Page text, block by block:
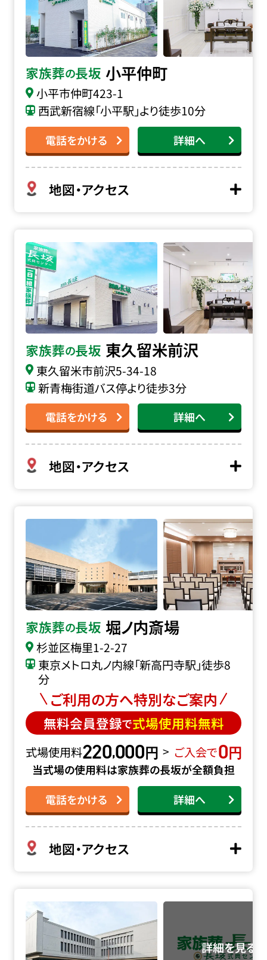
家族葬の長坂 小平仲町
小平市仲町423-1
西武新宿線「小平駅」より徒歩10分
電話をかける 詳細へ
地図・アクセス
家族葬の長坂 東久留米前沢
東久留米市前沢5-34-18
新青梅街道バス停より徒歩3分
電話をかける 詳細へ
地図・アクセス
家族葬の長坂 堀ノ内斎場
杉並区梅里1-2-27
東京メトロ丸ノ内線「新高円寺駅」徒歩8
分
ご利用の方へ特別なご案内
無料会員登録で式場使用料無料
式場使用料220,000円 > ご入会で0円
当式場の使用料は家族葬の長坂が全額負担
電話をかける
詳細へ
地図・アクセス
堀ノ内斎場の詳細へ
落合斎場の詳細へ